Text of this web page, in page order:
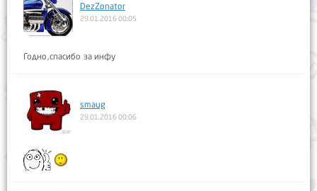
DezZonator
29.01.2016 00:05
Годно,спасибо за инфу
smaug
29.01.2016 00:06